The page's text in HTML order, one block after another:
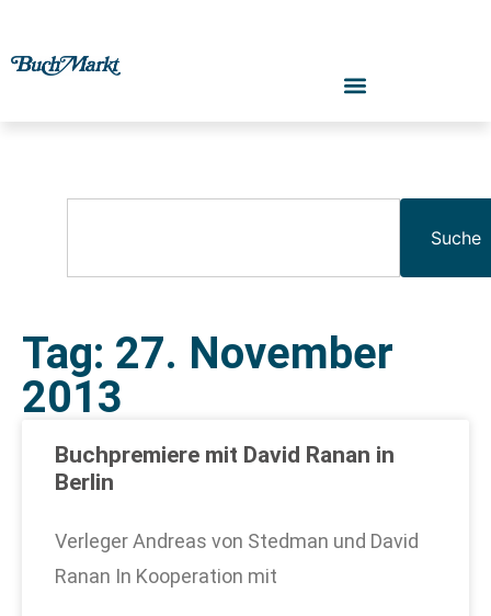
Suche
Tag: 27. November
2013
Buchpremiere mit David Ranan in
Berlin
Verleger Andreas von Stedman und David
Ranan In Kooperation mit